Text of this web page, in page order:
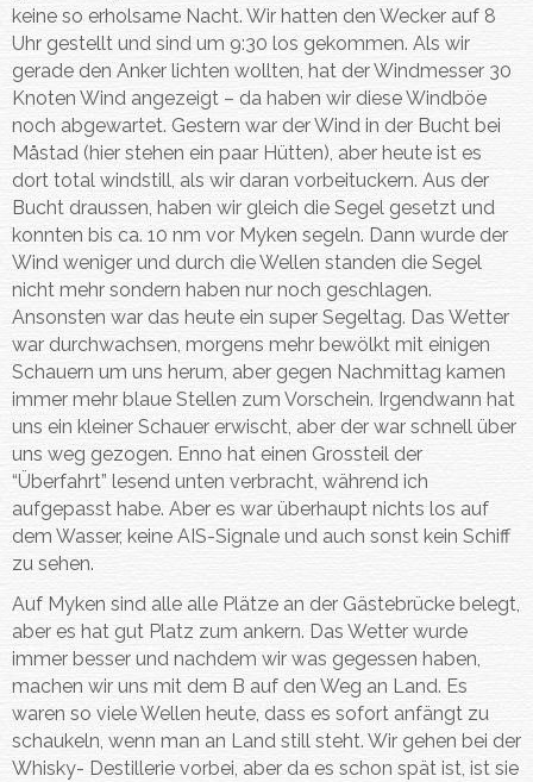
keine so erholsame Nacht. Wir hatten den Wecker auf 8
Uhr gestellt und sind um 9:30 los gekommen. Als wir
gerade den Anker lichten wollten, hat der Windmesser 30
Knoten Wind angezeigt – da haben wir diese Windböe
noch abgewartet. Gestern war der Wind in der Bucht bei
Måstad (hier stehen ein paar Hütten), aber heute ist es
dort total windstill, als wir daran vorbeituckern. Aus der
Bucht draussen, haben wir gleich die Segel gesetzt und
konnten bis ca. 10 nm vor Myken segeln. Dann wurde der
Wind weniger und durch die Wellen standen die Segel
nicht mehr sondern haben nur noch geschlagen.
Ansonsten war das heute ein super Segeltag. Das Wetter
war durchwachsen, morgens mehr bewölkt mit einigen
Schauern um uns herum, aber gegen Nachmittag kamen
immer mehr blaue Stellen zum Vorschein. Irgendwann hat
uns ein kleiner Schauer erwischt, aber der war schnell über
uns weg gezogen. Enno hat einen Grossteil der
“Überfahrt” lesend unten verbracht, während ich
aufgepasst habe. Aber es war überhaupt nichts los auf
dem Wasser, keine AIS-Signale und auch sonst kein Schiff
zu sehen.
Auf Myken sind alle alle Plätze an der Gästebrücke belegt,
aber es hat gut Platz zum ankern. Das Wetter wurde
immer besser und nachdem wir was gegessen haben,
machen wir uns mit dem B auf den Weg an Land. Es
waren so viele Wellen heute, dass es sofort anfängt zu
schaukeln, wenn man an Land still steht. Wir gehen bei der
Whisky- Destillerie vorbei, aber da es schon spät ist, ist sie